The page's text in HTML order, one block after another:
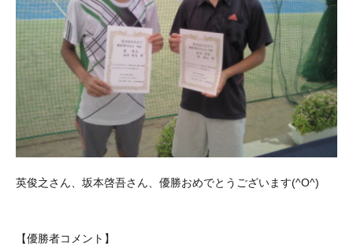
英俊之さん、坂本啓吾さん、優勝おめでとうございます(^O^)
【優勝者コメント】